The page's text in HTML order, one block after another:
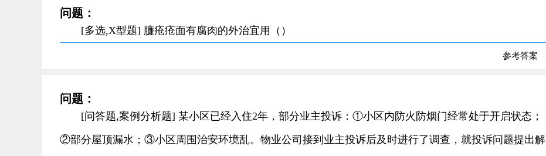
问题：
[多选,X型题] 臁疮疮面有腐肉的外治宜用（）
参考答案
问题：
[问答题,案例分析题] 某小区已经入住2年，部分业主投诉：①小区内防火防烟门经常处于开启状态；
②部分屋顶漏水；③小区周围治安环境乱。物业公司接到业主投诉后及时进行了调查，就投诉问题提出解